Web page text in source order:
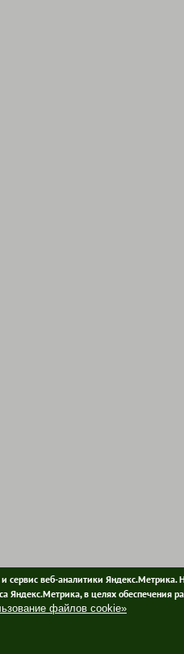
сервис веб-аналитики
Яндекс.Метрика, в целях обеспечения
файлов cookie»